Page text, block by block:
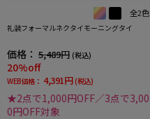
全2色
礼装フォーマルネクタイモーニングタイ
価格： 5,489円 (税込)
20%off
WEB価格： 4,391円 (税込)
★2点で1,000円OFF／3点で3,00
0円OFF対象